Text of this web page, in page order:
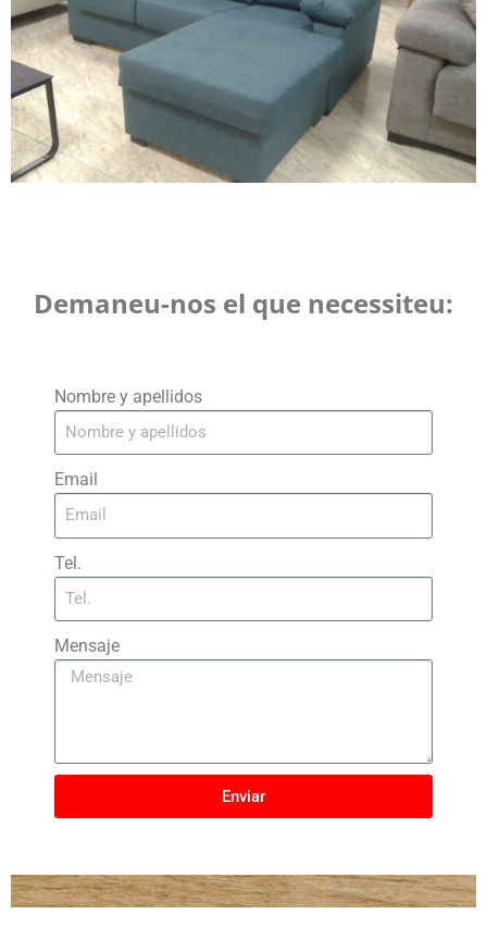
Demaneu-nos el que necessiteu:
Nombre y apellidos
Email
Tel.
Mensaje
Enviar